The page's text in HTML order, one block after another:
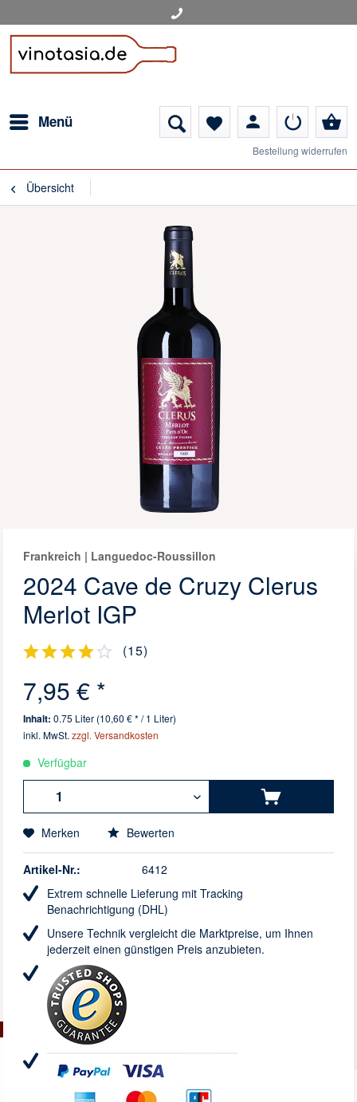
Menü favorite person shopping_basket
Bestellung widerrufen
Übersicht
Frankreich | Languedoc-Roussillon
2024 Cave de Cruzy Clerus
Merlot IGP
(15)
7,95 € *
Inhalt:0.75 Liter (10,60 € * / 1 Liter)
inkl. MwSt.zzgl. Versandkosten
Verfügbar
Merken Bewerten
Artikel-Nr.:
6412
Extrem schnelle Lieferung mit Tracking
Benachrichtigung (DHL)
Unsere Technik vergleicht die Marktpreise, um Ihnen
jederzeit einen günstigen Preis anzubieten.